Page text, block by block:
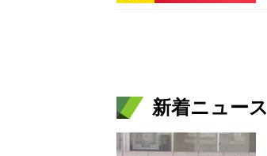
新着ニュース